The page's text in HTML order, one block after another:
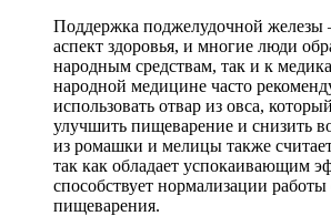
Поддержка поджелудочной
аспект здоровья, и многие люди
народным средствам, так и к
народной медицине часто
использовать отвар из овса,
улучшить пищеварение и снизить
из ромашки и мелицы также
так как обладает успокаивающим
способствует нормализации работы
пищеварения.